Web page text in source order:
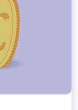
Pakhuis